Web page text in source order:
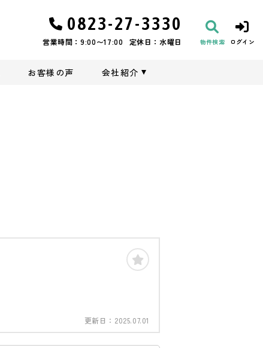
0823-27-3330
営業時間：9:00〜17:00 定休日：水曜日 物件検索 ログイン
お客様の声 会社紹介
更新日： 2025.07.01